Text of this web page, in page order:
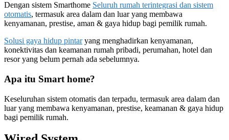
Dengan sistem Smarthome Seluruh rumah terintegrasi dan sistem
otomatis, termasuk area dalam dan luar yang membawa
kenyamanan, prestise, aman & gaya hidup bagi pemilik rumah.
Solusi gaya hidup pintaryang menghadirkan kenyamanan,
konektivitas dan keamanan rumah pribadi, perumahan, hotel dan
resor yang belum pernah ada sebelumnya.
Apa itu Smart home?
Keseluruhan sistem otomatis dan terpadu, termasuk area dalam dan
luar yang membawa kenyamanan, prestise, keamanan & gaya hidup
bagi pemilik rumah.